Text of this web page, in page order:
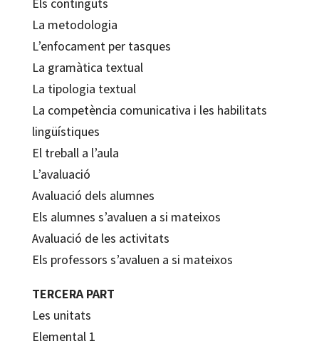
La metodologia
L’enfocament per tasques
La gramàtica textual
La tipologia textual
La competència comunicativa i les habilitats
lingüístiques
El treball a l’aula
L’avaluació
Avaluació dels alumnes
Els alumnes s’avaluen a si mateixos
Avaluació de les activitats
Els professors s’avaluen a si mateixos
TERCERA PART
Les unitats
Elemental 1